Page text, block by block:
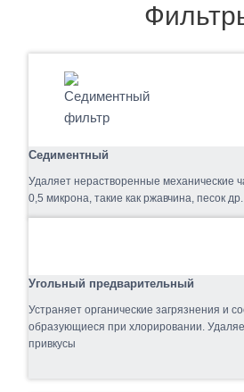
Седиментный
Удаляет нерастворенные механические
0,5 микрона, такие как ржавчина, песок др.
Угольный предварительный
Устраняет органические загрязнения и
образующиеся при хлорировании.
привкусы